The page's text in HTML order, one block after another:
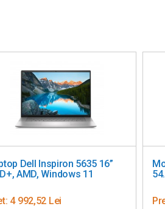
-90° la 90°, inaltime pana la 150 mm
C downstream (15 W)
A la USB-B, stand
Dell Inspiron 5635 16”
AMD, Windows 11
4 992,52 Lei